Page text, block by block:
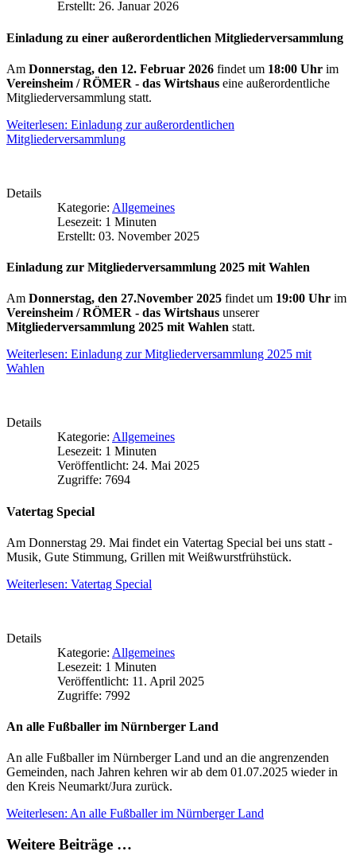
Erstellt: 26. Januar 2026
Einladung zu einer außerordentlichen Mitgliederversammlung
Am Donnerstag, den 12. Februar 2026 findet um 18:00 Uhr im
Vereinsheim / RÖMER - das Wirtshaus eine außerordentliche
Mitgliederversammlung statt.
Weiterlesen: Einladung zur außerordentlichen
Mitgliederversammlung
Details
Kategorie: Allgemeines
Lesezeit: 1 Minuten
Erstellt: 03. November 2025
Einladung zur Mitgliederversammlung 2025 mit Wahlen
Am Donnerstag, den 27.November 2025 findet um 19:00 Uhr im
Vereinsheim / RÖMER - das Wirtshaus unserer
Mitgliederversammlung 2025 mit Wahlen statt.
Weiterlesen: Einladung zur Mitgliederversammlung 2025 mit
Wahlen
Details
Kategorie: Allgemeines
Lesezeit: 1 Minuten
Veröffentlicht: 24. Mai 2025
Zugriffe: 7694
Vatertag Special
Am Donnerstag 29. Mai findet ein Vatertag Special bei uns statt -
Musik, Gute Stimmung, Grillen mit Weißwurstfrühstück.
Weiterlesen: Vatertag Special
Details
Kategorie: Allgemeines
Lesezeit: 1 Minuten
Veröffentlicht: 11. April 2025
Zugriffe: 7992
An alle Fußballer im Nürnberger Land
An alle Fußballer im Nürnberger Land und an die angrenzenden
Gemeinden, nach Jahren kehren wir ab dem 01.07.2025 wieder in
den Kreis Neumarkt/Jura zurück.
Weiterlesen: An alle Fußballer im Nürnberger Land
Weitere Beiträge …